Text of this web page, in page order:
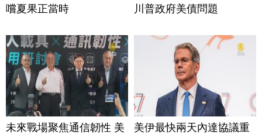
嚐夏果正當時
川普政府美債問題
未來戰場聚焦通信韌性 美
美伊最快兩天內達協議重